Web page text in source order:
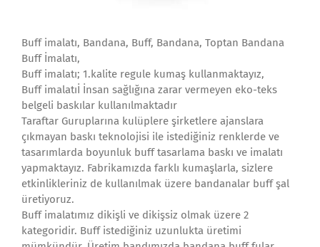
Buff imalatı, Bandana, Buff, Bandana, Toptan Bandana
Buff İmalatı,
Buff imalatı; 1.kalite regule kumaş kullanmaktayız,
Buff imalatıİ İnsan sağlığına zarar vermeyen eko-teks
belgeli baskılar kullanılmaktadır
Taraftar Guruplarına kulüplere şirketlere ajanslara
çıkmayan baskı teknolojisi ile istediğiniz renklerde ve
tasarımlarda boyunluk buff tasarlama baskı ve imalatı
yapmaktayız. Fabrikamızda farklı kumaşlarla, sizlere
etkinlikleriniz de kullanılmak üzere bandanalar buff şal
üretiyoruz.
Buff imalatımız dikişli ve dikişsiz olmak üzere 2
kategoridir. Buff istediğiniz uzunlukta üretimi